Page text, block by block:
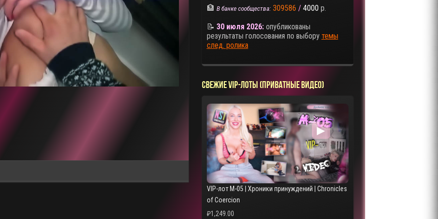
🏦 В банке сообщества: 309586 / 4000 р.
📝 30 июля 2026:опубликованы
результаты голосования по выбору темы
след. ролика
СВЕЖИЕ VIP-ЛОТЫ (ПРИВАТНЫЕ ВИДЕО)
▶
VIP-лот M-05 | Хроники принуждений | Chronicles
of Coercion
₽1,249.00